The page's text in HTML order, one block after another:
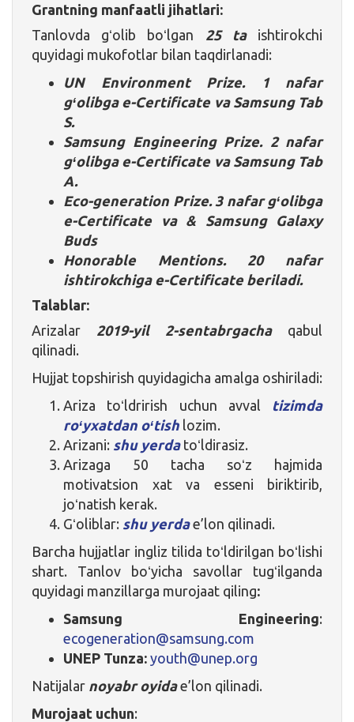
Grantning manfaatli jihatlari:
Tanlovda gʻolib boʻlgan 25 taishtirokchi
quyidagi mukofotlar bilan taqdirlanadi:
UN Environment Prize. 1 nafar
gʻolibga e-Certificate va Samsung Tab
S.
Samsung Engineering Prize. 2 nafar
gʻolibga e-Certificate va Samsung Tab
A.
Eco-generation Prize. 3 nafar gʻolibga
e-Certificate va & Samsung Galaxy
Buds
Honorable Mentions. 20 nafar
ishtirokchiga e-Certificate beriladi.
Talablar:
Arizalar 2019-yil 2-sentabrgachaqabul
qilinadi.
Hujjat topshirish quyidagicha amalga oshiriladi:
Ariza toʻldrirish uchun avval tizimda
roʻyxatdan oʻtish lozim.
Arizani: shu yerdatoʻldirasiz.
Arizaga 50 tacha soʻz hajmida
motivatsion xat va esseni biriktirib,
joʻnatish kerak.
Gʻoliblar: shu yerdae’lon qilinadi.
Barcha hujjatlar ingliz tilida toʻldirilgan boʻlishi
shart. Tanlov boʻyicha savollar tugʻilganda
quyidagi manzillarga murojaat qiling:
Samsung Engineering:
ecogeneration@samsung.com
UNEP Tunza: youth@unep.org
Natijalar noyabr oyidae’lon qilinadi.
Murojaat uchun: